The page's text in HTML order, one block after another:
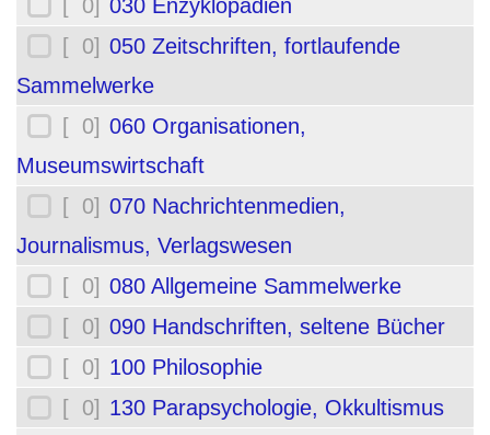
[ 0] 030 Enzyklopädien
[ 0] 050 Zeitschriften, fortlaufende
Sammelwerke
[ 0] 060 Organisationen,
Museumswirtschaft
[ 0] 070 Nachrichtenmedien,
Journalismus, Verlagswesen
[ 0] 080 Allgemeine Sammelwerke
[ 0] 090 Handschriften, seltene Bücher
[ 0] 100 Philosophie
[ 0] 130 Parapsychologie, Okkultismus